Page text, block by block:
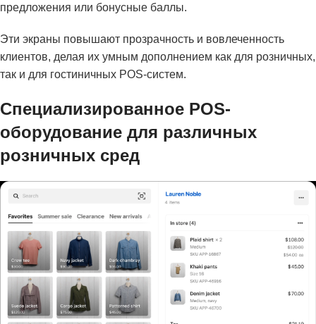
предложения или бонусные баллы.
Эти экраны повышают прозрачность и вовлеченность
клиентов, делая их умным дополнением как для розничных,
так и для гостиничных POS-систем.
Специализированное POS-
оборудование для различных
розничных сред